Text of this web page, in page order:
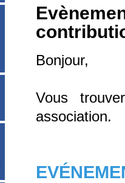
Bonjour,
Vous
association.